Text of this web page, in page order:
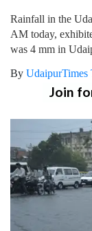
Rainfall in the
AM today,
was 4 mm in
By UdaipurTimes
Join